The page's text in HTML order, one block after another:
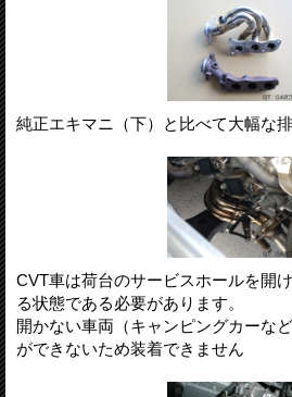
純正エキマニ（下）と比べて大幅な
CVT車は荷台のサービスホールを開
る状態である必要があります。
開かない車両（キャンピングカーな
ができないため装着できません